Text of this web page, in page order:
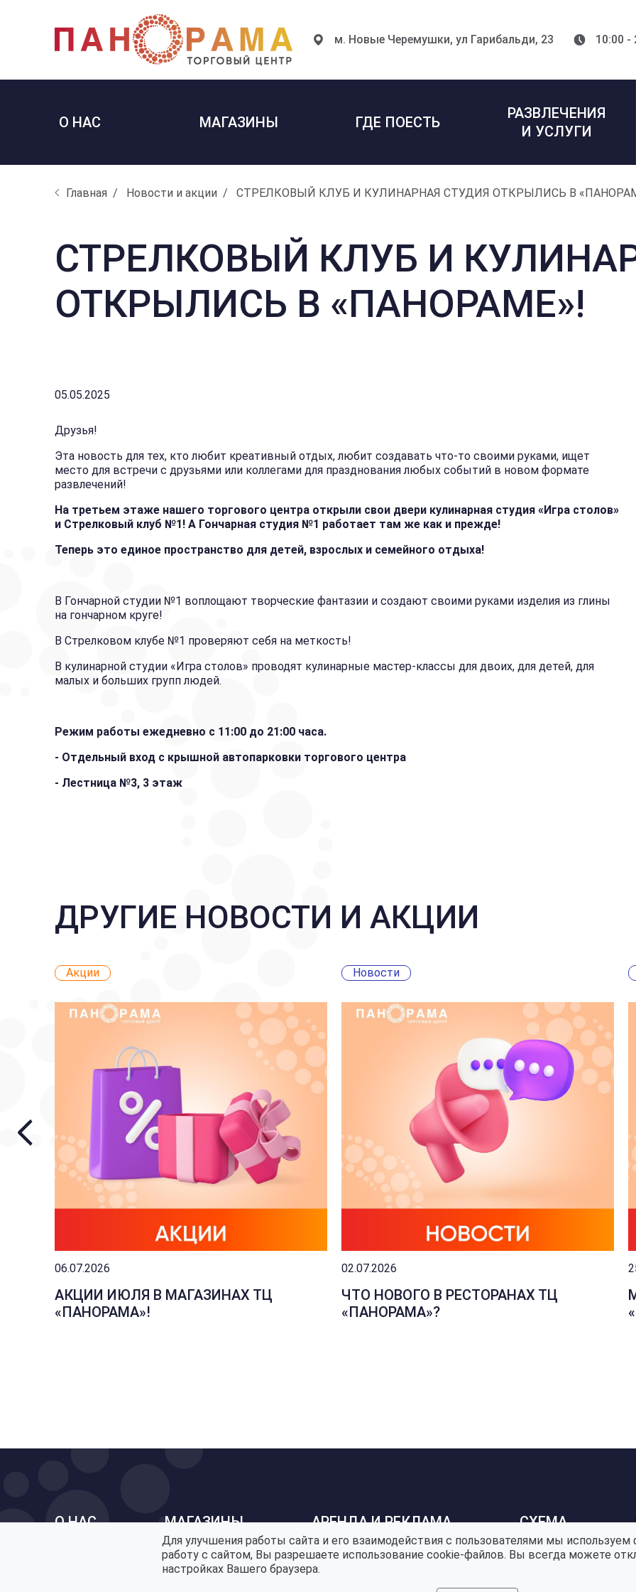
м. Новые Черемушки, ул Гарибальди, 23 10:00 -
О НАС МАГАЗИНЫ ГДЕ ПОЕСТЬ
РАЗВЛЕЧЕНИЯ
И УСЛУГИ
Главная Новости и акции СТРЕЛКОВЫЙ КЛУБ И КУЛИНАРНАЯ СТУДИЯ ОТКРЫЛИСЬ В
СТРЕЛКОВЫЙ КЛУБ И
ОТКРЫЛИСЬ В «ПАНОРАМЕ»!
05.05.2025
Друзья!
Эта новость для тех, кто любит креативный отдых, любит создавать что-то своими руками, ищет
место для встречи с друзьями или коллегами для празднования любых событий в новом формате
развлечений!
На третьем этаже нашего торгового центра открыли свои двери кулинарная студия «Игра столов»
и Стрелковый клуб №1! А Гончарная студия №1 работает там же как и прежде!
Теперь это единое пространство для детей, взрослых и семейного отдыха!
В Гончарной студии №1 воплощают творческие фантазии и создают своими руками изделия из глины
на гончарном круге!
В Стрелковом клубе №1 проверяют себя на меткость!
В кулинарной студии «Игра столов» проводят кулинарные мастер-классы для двоих, для детей, для
малых и больших групп людей.
Режим работы ежедневно с 11:00 до 21:00 часа.
- Отдельный вход с крышной автопарковки торгового центра
- Лестница №3, 3 этаж
ДРУГИЕ НОВОСТИ И АКЦИИ
Акции
06.07.2026
АКЦИИ ИЮЛЯ В МАГАЗИНАХ ТЦ
«ПАНОРАМА»!
Новости
02.07.2026
ЧТО НОВОГО В РЕСТОРАНАХ ТЦ
«ПАНОРАМА»?
О НАС МАГАЗИНЫ АРЕНДА И РЕКЛАМА СХЕМА
Политика конфиденциальности
Для улучшения работы сайта и его взаимодействия с пользователями мы
работу с сайтом, Вы разрешаете использование cookie-файлов. Вы всегда можете
настройках Вашего браузера.